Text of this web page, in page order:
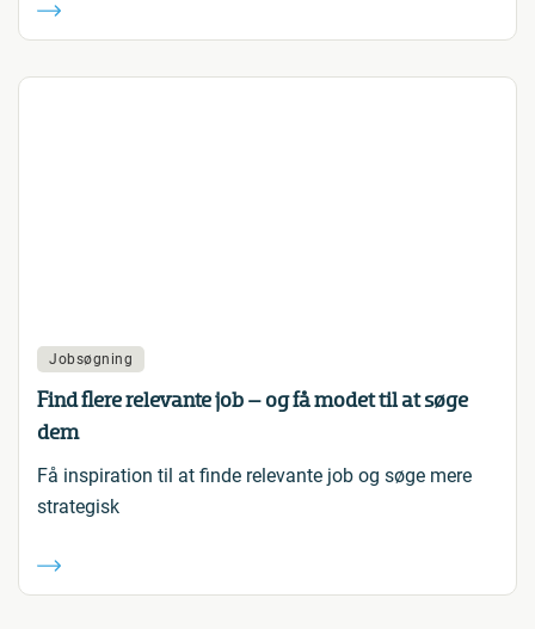
Jobsøgning
Find flere relevante job – og få modet til at søge
dem
Få inspiration til at finde relevante job og søge mere
strategisk